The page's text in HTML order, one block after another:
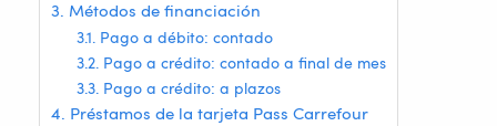
Métodos de financiación
Pago a débito: contado
Pago a crédito: contado a final de mes
Pago a crédito: a plazos
Préstamos de la tarjeta Pass Carrefour